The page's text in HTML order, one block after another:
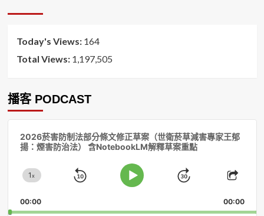
序
Today's Views: 164
Total Views: 1,197,505
播客 PODCAST
2026菸害防制法部分條文修正草案（世衛菸草減害專家王郁
揚：煙害防治法） 含NotebookLM解釋草案重點
Change
Rate
1x
Skip
Play
Jump
Forward
Share
00:00 00:00